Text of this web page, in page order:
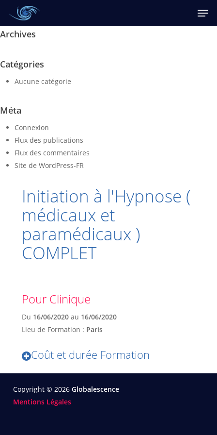
main
Archives
Catégories
Aucune catégorie
Méta
Connexion
Flux des publications
Flux des commentaires
Site de WordPress-FR
Initiation à l'Hypnose (
médicaux et
paramédicaux )
COMPLET
Pour Clinique
Du 16/06/2020au 16/06/2020
Lieu de Formation : Paris
Coût et durée Formation
Copyright © 2026 Globalescence
Mentions Légales